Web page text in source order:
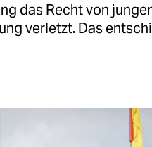
das Recht von
verletzt. Das